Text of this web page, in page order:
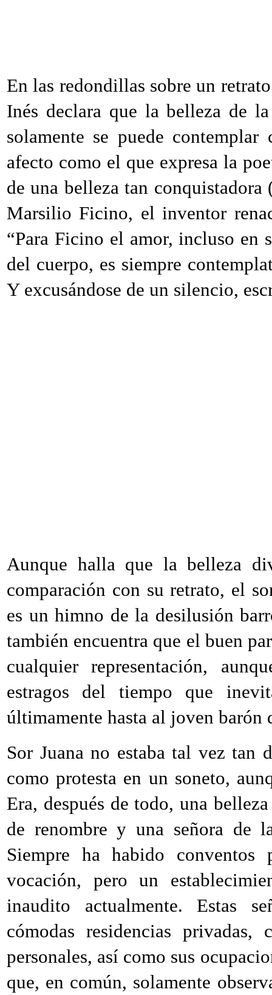
En las redondillas sobre un
Inés declara que la belleza de
solamente se puede
afecto como el que expresa la
de una belleza tan
Marsilio Ficino, el inventor
“Para Ficino el amor, incluso
del cuerpo, es siempre
Y excusándose de un silencio,
Aunque halla que la belleza
comparación con su retrato, el
es un himno de la desilusión
también encuentra que el buen
cualquier representación,
estragos del tiempo que
últimamente hasta al joven
Sor Juana no estaba tal vez tan
como protesta en un soneto,
Era, después de todo, una
de renombre y una señora de
Siempre ha habido
vocación, pero un
inaudito actualmente. Estas
cómodas residencias
personales, así como sus
que, en común, solamente